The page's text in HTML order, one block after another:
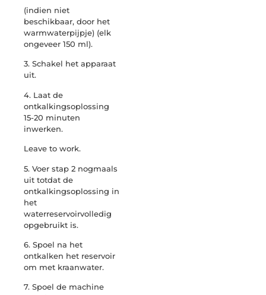
(indien niet
beschikbaar, door het
warmwaterpijpje) (elk
ongeveer 150 ml).
3. Schakel het apparaat
uit.
4. Laat de
ontkalkingsoplossing
15-20 minuten
inwerken.
Leave to work.
5. Voer stap 2 nogmaals
uit totdat de
ontkalkingsoplossing in
het
waterreservoirvolledig
opgebruikt is.
6. Spoel na het
ontkalken het reservoir
om met kraanwater.
7. Spoel de machine